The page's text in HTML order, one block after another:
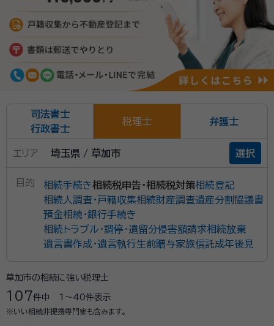
司法書士
行政書士
税理士 弁護士
エリア 埼玉県 / 草加市 選択
目的 相続手続き相続税申告・相続税対策相続登記
相続人調査・戸籍収集相続財産調査遺産分割協議書
預金相続・銀行手続き
相続トラブル・調停・遺留分侵害額請求相続放棄
遺言書作成・遺言執行生前贈与家族信託成年後見
草加市の相続に強い税理士
107件中 1〜40件表示
※いい相続非提携専門家も含みます。